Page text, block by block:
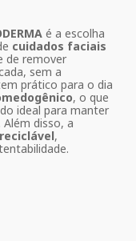
é a escolha
cuidados faciais
de remover
sem a
prático para o dia
, o que
ideal para manter
disso, a
,